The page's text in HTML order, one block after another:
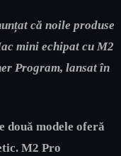
că noile produse
mini echipat cu M2
Program, lansat în
două modele oferă
M2 Pro